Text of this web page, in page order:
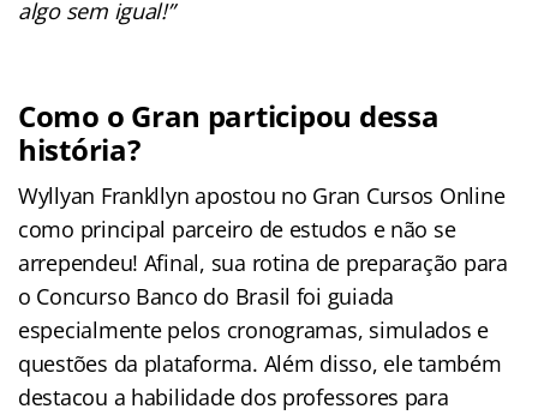
algo sem igual!”
Como o Gran participou dessa
história?
Wyllyan Frankllyn apostou no Gran Cursos Online
como principal parceiro de estudos e não se
arrependeu! Afinal, sua rotina de preparação para
o Concurso Banco do Brasil foi guiada
especialmente pelos cronogramas, simulados e
questões da plataforma. Além disso, ele também
destacou a habilidade dos professores para